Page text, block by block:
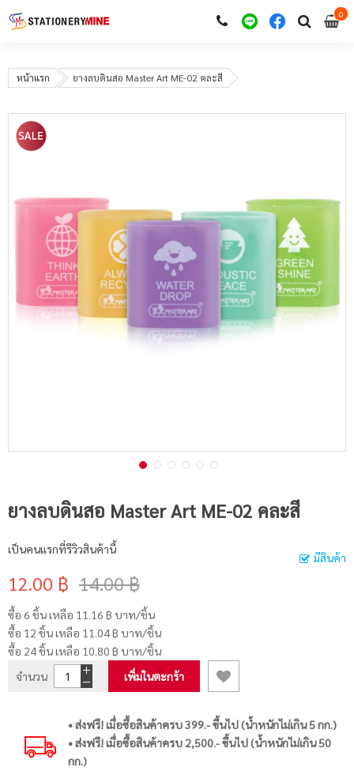
00
หน้าแรก ยางลบดินสอ Master Art ME-02 คละสี
ยางลบดินสอ Master Art ME-02 คละสี
มีสินค้า
เป็นคนแรกที่รีวิวสินค้านี้
12.00 ฿ 14.00 ฿
ซื้อ 6 ชิ้น เหลือ 11.16 ฿ บาท/ชิ้น
ซื้อ 12 ชิ้น เหลือ 11.04 ฿ บาท/ชิ้น
ซื้อ 24 ชิ้น เหลือ 10.80 ฿ บาท/ชิ้น
จำนวน
เพิ่มในตะกร้า
• ส่งฟรี! เมื่อซื้อสินค้าครบ 399.- ขึ้นไป (น้ำหนักไม่เกิน 5 กก.)
• ส่งฟรี! เมื่อซื้อสินค้าครบ 2,500.- ขึ้นไป (น้ำหนักไม่เกิน 50
กก.)